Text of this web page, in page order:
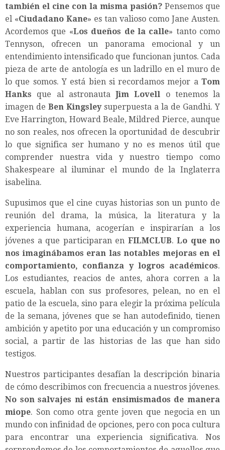
también el cine con la misma pasión? Pensemos que
el «Ciudadano Kane» es tan valioso como Jane Austen.
Acordemos que «Los dueños de la calle» tanto como
Tennyson, ofrecen un panorama emocional y un
entendimiento intensificado que funcionan juntos. Cada
pieza de arte de antología es un ladrillo en el muro de
lo que somos. Y está bien si recordamos mejor a Tom
Hanks que al astronauta Jim Lovell o tenemos la
imagen de Ben Kingsleysuperpuesta a la de Gandhi. Y
Eve Harrington, Howard Beale, Mildred Pierce, aunque
no son reales, nos ofrecen la oportunidad de descubrir
lo que significa ser humano y no es menos útil que
comprender nuestra vida y nuestro tiempo como
Shakespeare al iluminar el mundo de la Inglaterra
isabelina.
Supusimos que el cine cuyas historias son un punto de
reunión del drama, la música, la literatura y la
experiencia humana, acogerían e inspirarían a los
jóvenes a que participaran en FILMCLUB. Lo que no
nos imaginábamos eran las notables mejoras en el
comportamiento, confianza y logros académicos.
Los estudiantes, reacios de antes, ahora corren a la
escuela, hablan con sus profesores, pelean, no en el
patio de la escuela, sino para elegir la próxima película
de la semana, jóvenes que se han autodefinido, tienen
ambición y apetito por una educación y un compromiso
social, a partir de las historias de las que han sido
testigos.
Nuestros participantes desafían la descripción binaria
de cómo describimos con frecuencia a nuestros jóvenes.
No son salvajes ni están ensimismados de manera
miope. Son como otra gente joven que negocia en un
mundo con infinidad de opciones, pero con poca cultura
para encontrar una experiencia significativa. Nos